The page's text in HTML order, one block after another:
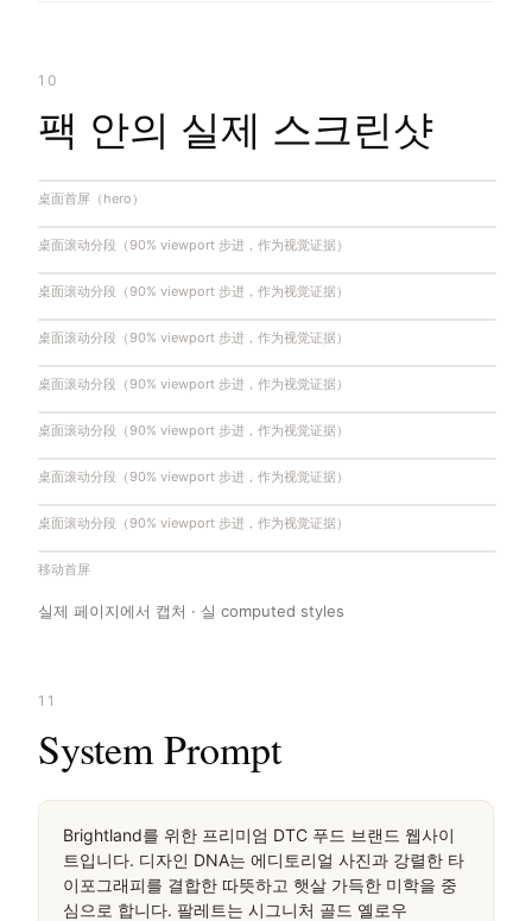
10
팩 안의 실제 스크린샷
桌面首屏（hero）
桌面滚动分段（90% viewport 步进，作为视觉证据）
桌面滚动分段（90% viewport 步进，作为视觉证据）
桌面滚动分段（90% viewport 步进，作为视觉证据）
桌面滚动分段（90% viewport 步进，作为视觉证据）
桌面滚动分段（90% viewport 步进，作为视觉证据）
桌面滚动分段（90% viewport 步进，作为视觉证据）
桌面滚动分段（90% viewport 步进，作为视觉证据）
移动首屏
실제 페이지에서 캡처 · 실 computed styles
11
System Prompt
Brightland를 위한 프리미엄 DTC 푸드 브랜드 웹사이
트입니다. 디자인 DNA는 에디토리얼 사진과 강렬한 타
이포그래피를 결합한 따뜻하고 햇살 가득한 미학을 중
심으로 합니다. 팔레트는 시그니처 골드 옐로우